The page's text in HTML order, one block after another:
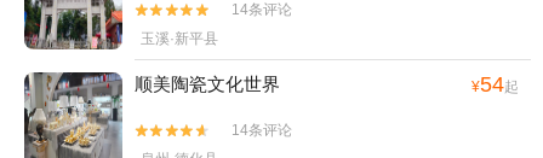


14条评论
玉溪·新平县
顺美陶瓷文化世界 ¥54起


14条评论